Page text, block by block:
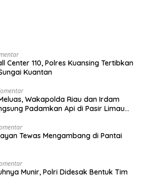
Center 110, Polres Kuansing Tertibkan
Kuantan
Wakapolda Riau dan Irdam
Padamkan Api di Pasir Limau
Tewas Mengambang di Pantai
Munir, Polri Didesak Bentuk Tim